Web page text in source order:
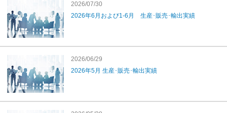
2026/07/30
2026年6月および1-6月 生産･販売･輸出実績
2026/06/29
2026年5月 生産･販売･輸出実績